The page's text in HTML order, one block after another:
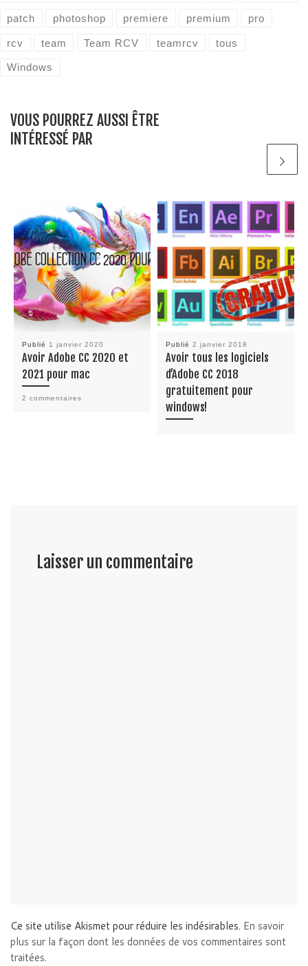
patch photoshop premiere premium pro
rcv team Team RCV teamrcv tous
Windows
VOUS POURREZ AUSSI ÊTRE
INTÉRESSÉ PAR
Publié 1 janvier 2020
Avoir Adobe CC 2020 et
2021 pour mac
2 commentaires
Publié 2 janvier 2018
Avoir tous les logiciels
d’Adobe CC 2018
gratuitement pour
windows!
Laisser un commentaire
Ce site utilise Akismet pour réduire les indésirables. En savoir
plus sur la façon dont les données de vos commentaires sont
traitées.